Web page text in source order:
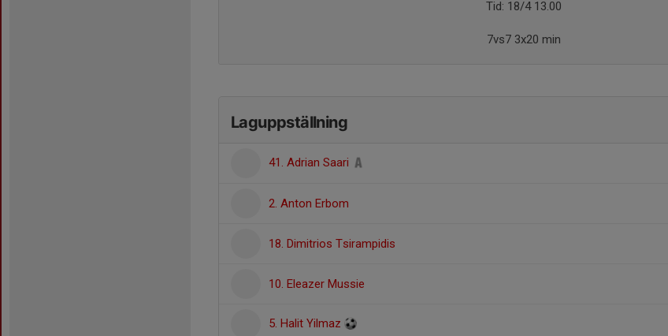
Tid: 18/4 13.00
7vs7 3x20 min
Laguppställning
41. Adrian Saari
2. Anton Erbom
18. Dimitrios Tsirampidis
10. Eleazer Mussie
5. Halit Yilmaz